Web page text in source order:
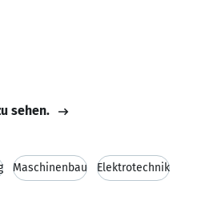
sehen.
Maschinenbau Elektrotechnik